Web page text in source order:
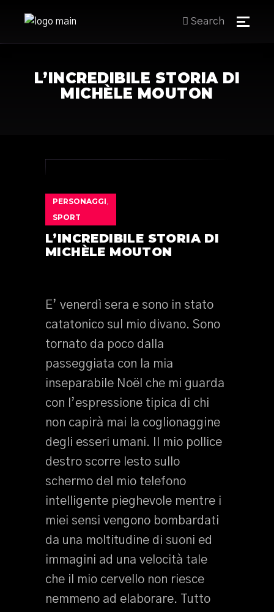
Search
L’INCREDIBILE STORIA DI
MICHÈLE MOUTON
PERSONAGGI,
SPORT
L’INCREDIBILE STORIA DI
MICHÈLE MOUTON
E’ venerdì sera e sono in stato
catatonico sul mio divano. Sono
tornato da poco dalla
passeggiata con la mia
inseparabile Noël che mi guarda
con l’espressione tipica di chi
non capirà mai la coglionaggine
degli esseri umani. Il mio pollice
destro scorre lesto sullo
schermo del mio telefono
intelligente pieghevole mentre i
miei sensi vengono bombardati
da una moltitudine di suoni ed
immagini ad una velocità tale
che il mio cervello non riesce
nemmeno ad elaborare. Tutto